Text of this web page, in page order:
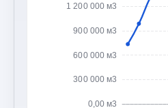
0,00 м3
300 000 м3
600 000 м3
900 000 м3
1 200 000 м3